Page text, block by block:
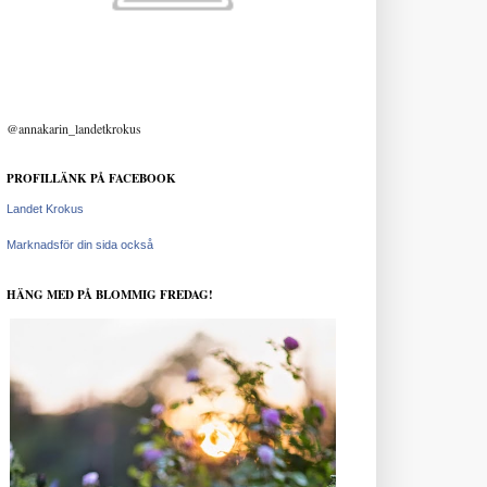
@annakarin_landetkrokus
PROFILLÄNK PÅ FACEBOOK
Landet Krokus
Marknadsför din sida också
HÄNG MED PÅ BLOMMIG FREDAG!